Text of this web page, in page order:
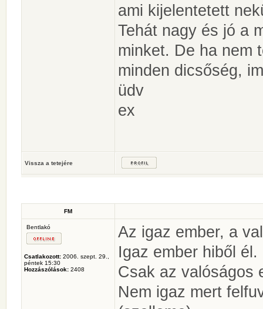
ami kijelentetett
Tehát nagy és jó a
minket. De ha nem
minden dicsőség,
üdv
ex
Vissza a tetejére
FM
Bentlakó
Csatlakozott: 2006. szept. 29.,
péntek 15:30
Hozzászólások: 2408
Az igaz ember, a
Igaz ember hiből él.
Csak az valóságos
Nem igaz mert